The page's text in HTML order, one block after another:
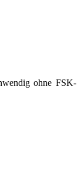
ohne FSK-